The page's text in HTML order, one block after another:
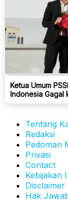
Ketua Umum
Indonesia Gagal
Tentang
Redaksi
Pedoman
Privasi
Contact
Kebijakan
Disclaimer
Hak